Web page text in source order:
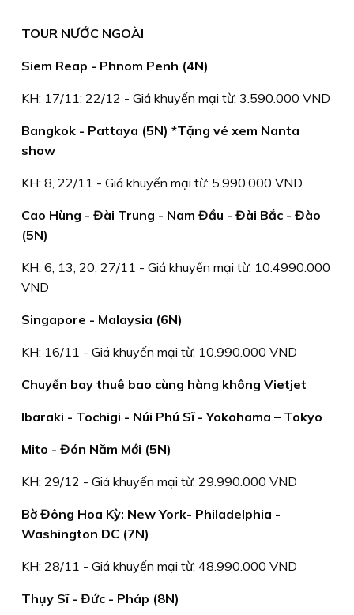
TOUR NƯỚC NGOÀI
Siem Reap - Phnom Penh (4N)
KH: 17/11; 22/12 - Giá khuyến mại từ: 3.590.000 VND
Bangkok - Pattaya (5N) *Tặng vé xem Nanta
show
KH: 8, 22/11 - Giá khuyến mại từ: 5.990.000 VND
Cao Hùng - Đài Trung - Nam Đầu - Đài Bắc - Đào
(5N)
KH: 6, 13, 20, 27/11 - Giá khuyến mại từ: 10.4990.000
VND
Singapore - Malaysia (6N)
KH: 16/11 - Giá khuyến mại từ: 10.990.000 VND
Chuyến bay thuê bao cùng hàng không Vietjet
Ibaraki - Tochigi - Núi Phú Sĩ - Yokohama – Tokyo
Mito - Đón Năm Mới (5N)
KH: 29/12 - Giá khuyến mại từ: 29.990.000 VND
Bờ Đông Hoa Kỳ: New York- Philadelphia -
Washington DC (7N)
KH: 28/11 - Giá khuyến mại từ: 48.990.000 VND
Thụy Sĩ - Đức - Pháp (8N)